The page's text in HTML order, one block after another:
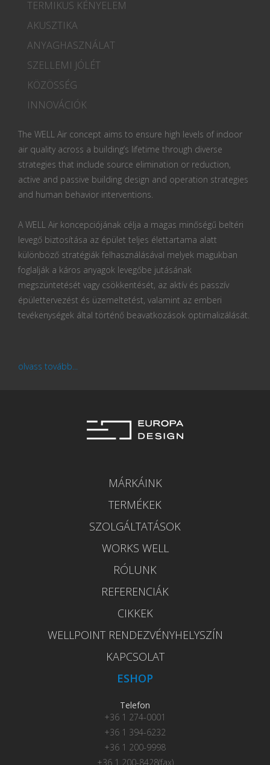
TERMIKUS KÉNYELEM
AKUSZTIKA
ANYAGHASZNÁLAT
SZELLEMI JÓLÉT
KÖZÖSSÉG
INNOVÁCIÓK
The WELL Air concept aims to ensure high levels of indoor
air quality across a building’s lifetime through diverse
strategies that include source elimination or reduction,
active and passive building design and operation strategies
and human behavior interventions.
A WELL Air koncepciójának célja a magas minőségű beltéri
levegő biztosítása az épület teljes élettartama alatt
különböző stratégiák felhasználásával melyek magukban
foglalják a káros anyagok levegőbe jutásának
megszüntetését vagy csökkentését, az aktív és passzív
épülettervezést és üzemeltetést, valamint az emberi
tevékenységek által történő beavatkozások optimalizálását.
olvass tovább...
MÁRKÁINK
TERMÉKEK
SZOLGÁLTATÁSOK
WORKS WELL
RÓLUNK
REFERENCIÁK
CIKKEK
WELLPOINT RENDEZVÉNYHELYSZÍN
KAPCSOLAT
ESHOP
Telefon
+36 1 274-0001
+36 1 394-6232
+36 1 200-9998
+36 1 200-8428(fax)